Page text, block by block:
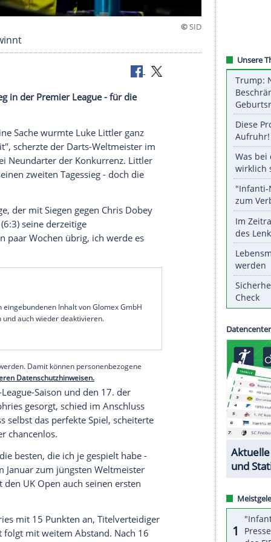
Littler gewinnt
Tagessieg in der Premier League - für die
- doch eine Sache wurmteLuke Littler ganz
damit", scherzte der Darts-Weltmeister im
auf zweiNeundarterder Konkurrenz. Littler
League seinen zweiten Tagessieg - doch die
18-Jährige, der mit Siegen gegen
Chris Dobey
Aspinall(6:3) seine derzeitige
noch ein paar Wochen übrig, ich werde es
Redaktion eingebundenen Inhalt von Glomex GmbH